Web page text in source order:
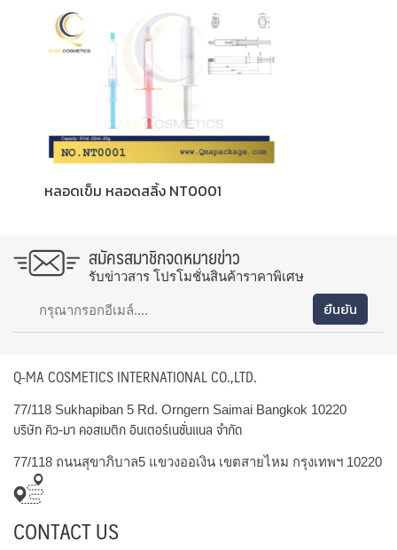
หลอดเข็ม หลอดสลิ้ง NT0001
สมัครสมาชิกจดหมายข่าว
รับข่าวสาร โปรโมชั่นสินค้าราคาพิเศษ
Q-MA COSMETICS INTERNATIONAL CO.,LTD.
77/118 Sukhapiban 5 Rd. Orngern Saimai Bangkok 10220
บริษัท คิว-มา คอสเมติก อินเตอร์เนชั่นแนล จำกัด
77/118 ถนนสุขาภิบาล5 แขวงออเงิน เขตสายไหม กรุงเทพฯ 10220
CONTACT US